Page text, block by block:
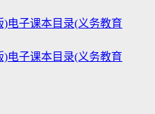
电子课本目录(义务教育
电子课本目录(义务教育